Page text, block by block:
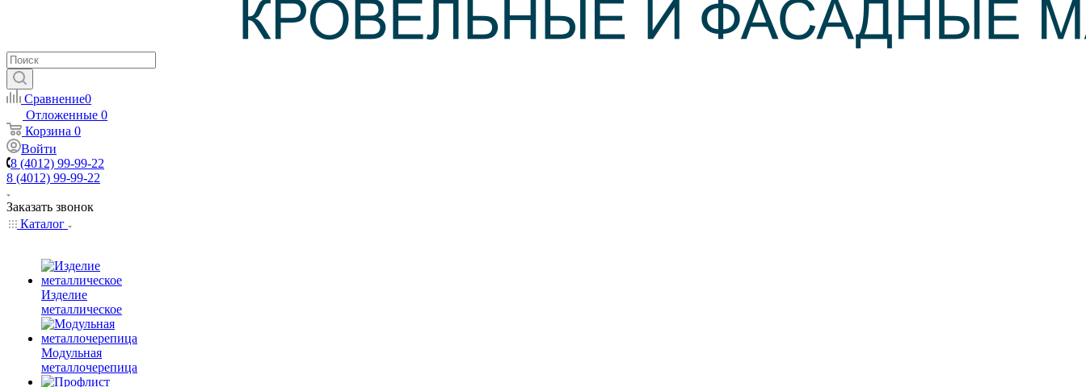
Сравнение0
Отложенные 0
Корзина 0
Войти
8 (4012) 99-99-22
8 (4012) 99-99-22
Заказать звонок
Каталог
Изделие
металлическое
Модульная
металлочерепица